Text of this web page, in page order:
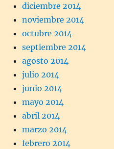
diciembre 2014
noviembre 2014
octubre 2014
septiembre 2014
agosto 2014
julio 2014
junio 2014
mayo 2014
abril 2014
marzo 2014
febrero 2014